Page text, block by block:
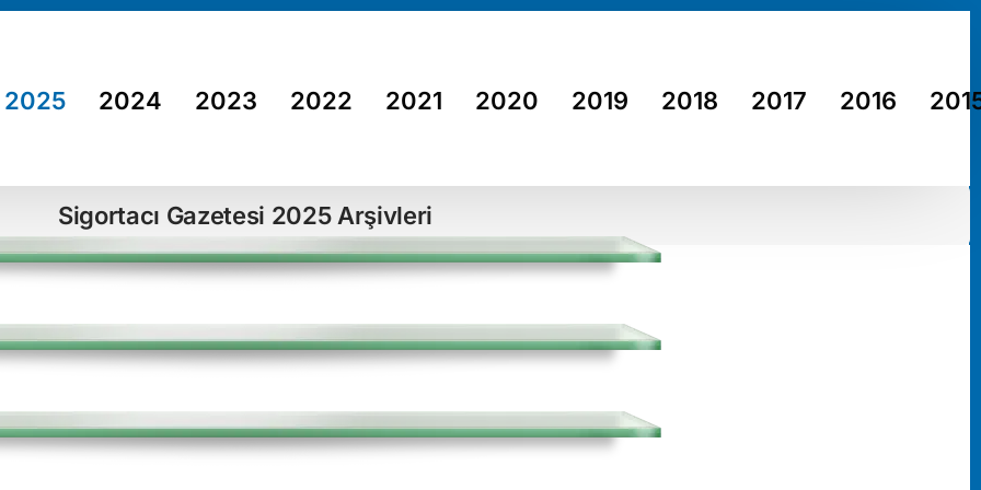
2025 2024 2023 2022 2021 2020 2019 2018 2017 2016
Sigortacı Gazetesi 2025 Arşivleri